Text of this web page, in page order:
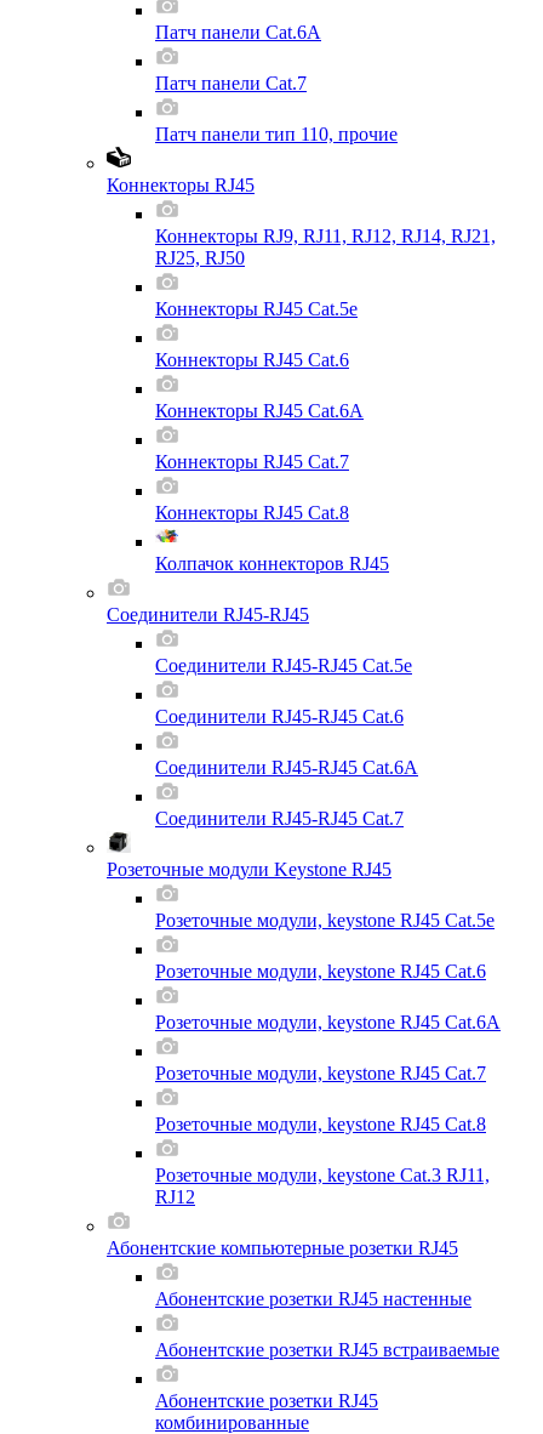
Патч панели Cat.6A
Патч панели Cat.7
Патч панели тип 110, прочие
Коннекторы RJ45
Коннекторы RJ9, RJ11, RJ12, RJ14, RJ21,
RJ25, RJ50
Коннекторы RJ45 Cat.5e
Коннекторы RJ45 Cat.6
Коннекторы RJ45 Cat.6A
Коннекторы RJ45 Cat.7
Коннекторы RJ45 Cat.8
Колпачок коннекторов RJ45
Соединители RJ45-RJ45
Соединители RJ45-RJ45 Cat.5e
Соединители RJ45-RJ45 Cat.6
Соединители RJ45-RJ45 Cat.6A
Соединители RJ45-RJ45 Cat.7
Розеточные модули Keystone RJ45
Розеточные модули, keystone RJ45 Cat.5e
Розеточные модули, keystone RJ45 Cat.6
Розеточные модули, keystone RJ45 Cat.6A
Розеточные модули, keystone RJ45 Cat.7
Розеточные модули, keystone RJ45 Cat.8
Розеточные модули, keystone Cat.3 RJ11,
RJ12
Абонентские компьютерные розетки RJ45
Абонентские розетки RJ45 настенные
Абонентские розетки RJ45 встраиваемые
Абонентские розетки RJ45
комбинированные